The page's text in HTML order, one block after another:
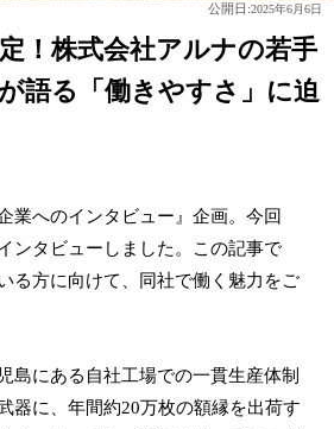
公開日:2025年6月6日
！株式会社アルナの若手
語る「働きやすさ」に迫
業へのインタビュー』企画。今回
ンタビューしました。この記事で
る方に向けて、同社で働く魅力をご
島にある自社工場での一貫生産体制
器に、年間約20万枚の額縁を出荷す